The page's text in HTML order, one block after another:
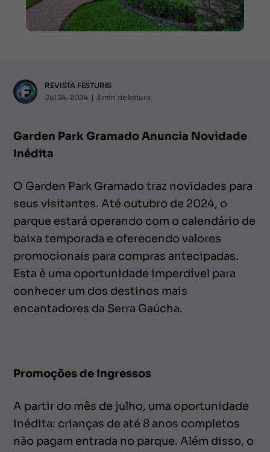
REVISTA FESTURIS
Jul 24, 2024 | 3 min de leitura
Garden Park Gramado Anuncia Novidade
Inédita
O Garden Park Gramado traz novidades para
seus visitantes. Até outubro de 2024, o
parque estará operando com o calendário de
baixa temporada e oferecendo valores
promocionais para compras antecipadas.
Esta é uma oportunidade imperdível para
conhecer um dos destinos mais
encantadores da Serra Gaúcha.
Promoções de Ingressos
A partir do mês de julho, uma oportunidade
inédita: crianças de até 8 anos completos
não pagam entrada no parque. Além disso, o